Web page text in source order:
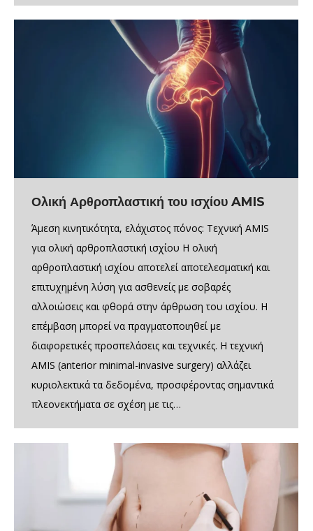
Ολική Αρθροπλαστική του ισχίου AMIS
Άμεση κινητικότητα, ελάχιστος πόνος: Τεχνική AMIS
για ολική αρθροπλαστική ισχίου Η ολική
αρθροπλαστική ισχίου αποτελεί αποτελεσματική και
επιτυχημένη λύση για ασθενείς με σοβαρές
αλλοιώσεις και φθορά στην άρθρωση του ισχίου. Η
επέμβαση μπορεί να πραγματοποιηθεί με
διαφορετικές προσπελάσεις και τεχνικές. Η τεχνική
AMIS (anterior minimal-invasive surgery) αλλάζει
κυριολεκτικά τα δεδομένα, προσφέροντας σημαντικά
πλεονεκτήματα σε σχέση με τις…